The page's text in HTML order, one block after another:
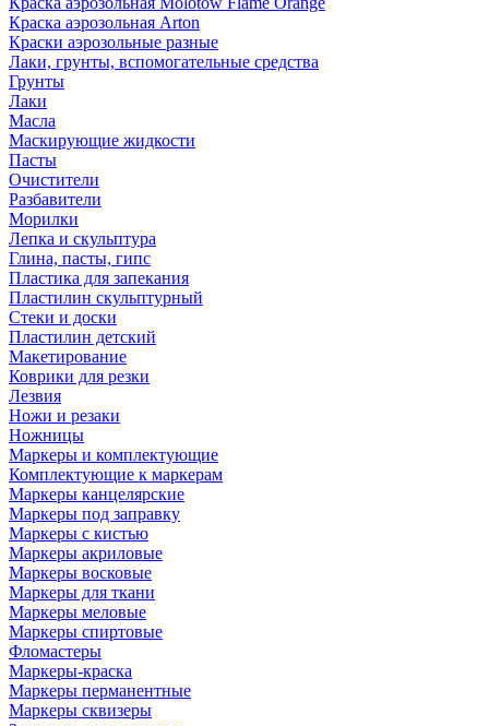
Краска аэрозольная Arton
Краски аэрозольные разные
Лаки, грунты, вспомогательные средства
Грунты
Лаки
Масла
Маскирующие жидкости
Пасты
Очистители
Разбавители
Морилки
Лепка и скульптура
Глина, пасты, гипс
Пластика для запекания
Пластилин скульптурный
Стеки и доски
Пластилин детский
Макетирование
Коврики для резки
Лезвия
Ножи и резаки
Ножницы
Маркеры и комплектующие
Комплектующие к маркерам
Маркеры канцелярские
Маркеры под заправку
Маркеры с кистью
Маркеры акриловые
Маркеры восковые
Маркеры для ткани
Маркеры меловые
Маркеры спиртовые
Фломастеры
Маркеры-краска
Маркеры перманентные
Маркеры сквизеры